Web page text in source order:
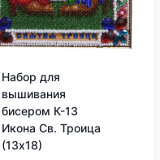
Набор для
вышивания
бисером К-13
Икона Св. Троица
(13х18)